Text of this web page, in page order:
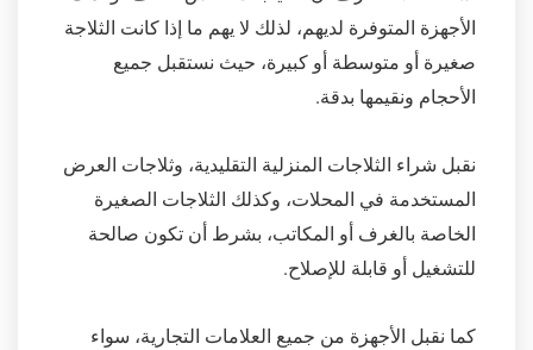
الأجهزة المتوفرة لديهم، لذلك لا يهم ما إذا كانت الثلاجة
صغيرة أو متوسطة أو كبيرة، حيث نستقبل جميع
الأحجام ونقيمها بدقة.
نقبل شراء الثلاجات المنزلية التقليدية، وثلاجات العرض
المستخدمة في المحلات، وكذلك الثلاجات الصغيرة
الخاصة بالغرف أو المكاتب، بشرط أن تكون صالحة
للتشغيل أو قابلة للإصلاح.
كما نقبل الأجهزة من جميع العلامات التجارية، سواء